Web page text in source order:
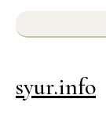
syur.info